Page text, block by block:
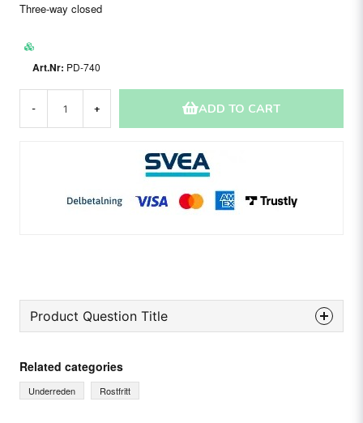
Three-way closed
PD-740
- + ADD TO CART
Product Question Title
Ask us something about this product...
Related categories
Underreden Rostfritt